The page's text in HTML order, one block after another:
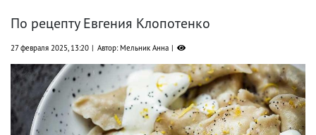
По рецепту Евгения Клопотенко
27 февраля 2025, 13:20 Автор: Мельник Анна